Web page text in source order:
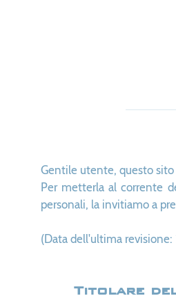
Gentile utente, questo
Per metterla al corrente
personali, la invitiamo a
(Data dell'ultima revisione:
Titolare